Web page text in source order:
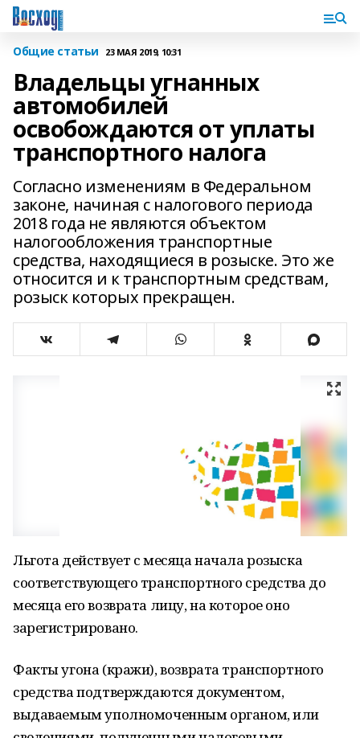
Общие статьи 23 МАЯ 2019, 10:31
Владельцы угнанных
автомобилей
освобождаются от уплаты
транспортного налога
Согласно изменениям в Федеральном
законе, начиная с налогового периода
2018 года не являются объектом
налогообложения транспортные
средства, находящиеся в розыске. Это же
относится и к транспортным средствам,
розыск которых прекращен.
Льгота действует с месяца начала розыска
соответствующего транспортного средства до
месяца его возврата лицу, на которое оно
зарегистрировано.
Факты угона (кражи), возврата транспортного
средства подтверждаются документом,
выдаваемым уполномоченным органом, или